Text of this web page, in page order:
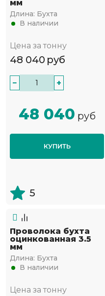
мм
Длина: Бухта
В наличии
Цена за тонну
48 040 руб
− +
48 040 руб
КУПИТЬ
5
Проволока бухта
оцинкованная 3.5
мм
Длина: Бухта
В наличии
Цена за тонну